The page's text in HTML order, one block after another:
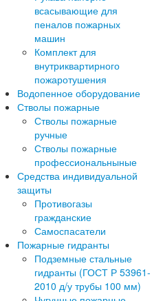
всасывающие для
пеналов пожарных
машин
Комплект для
внутриквартирного
пожаротушения
Водопенное оборудование
Стволы пожарные
Стволы пожарные
ручные
Стволы пожарные
профессиональныные
Средства индивидуальной
защиты
Противогазы
гражданские
Самоспасатели
Пожарные гидранты
Подземные стальные
гидранты (ГОСТ Р 53961-
2010 д/у трубы 100 мм)